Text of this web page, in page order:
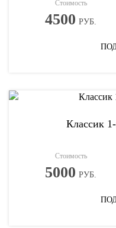
Стоимость
4500 РУБ.
Классик
Стоимость
5000 РУБ.